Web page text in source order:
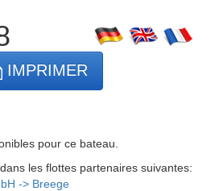
IMPRIMER
pour ce bateau.
les flottes partenaires suivantes:
-> Breege